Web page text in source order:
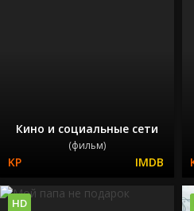
Кино и социальные сети
(фильм)
HD